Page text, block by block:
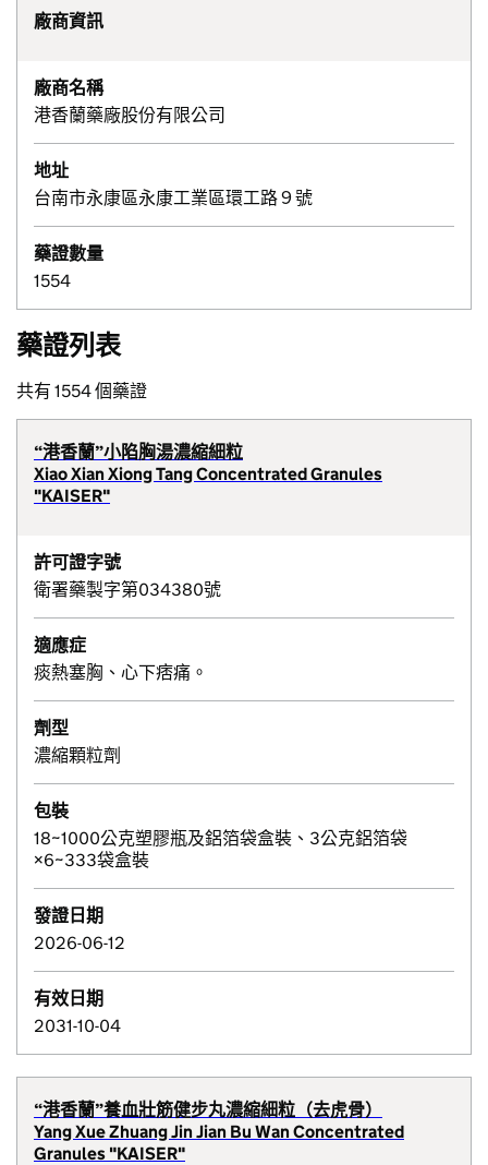
廠商資訊
廠商名稱
港香蘭藥廠股份有限公司
地址
台南市永康區永康工業區環工路９號
藥證數量
1554
藥證列表
共有 1554 個藥證
“港香蘭”小陷胸湯濃縮細粒
Xiao Xian Xiong Tang Concentrated Granules
"KAISER"
許可證字號
衛署藥製字第034380號
適應症
痰熱塞胸、心下痞痛。
劑型
濃縮顆粒劑
包裝
18~1000公克塑膠瓶及鋁箔袋盒裝、3公克鋁箔袋
×6~333袋盒裝
發證日期
2026-06-12
有效日期
2031-10-04
“港香蘭”養血壯筋健步丸濃縮細粒（去虎骨）
Yang Xue Zhuang Jin Jian Bu Wan Concentrated
Granules "KAISER"